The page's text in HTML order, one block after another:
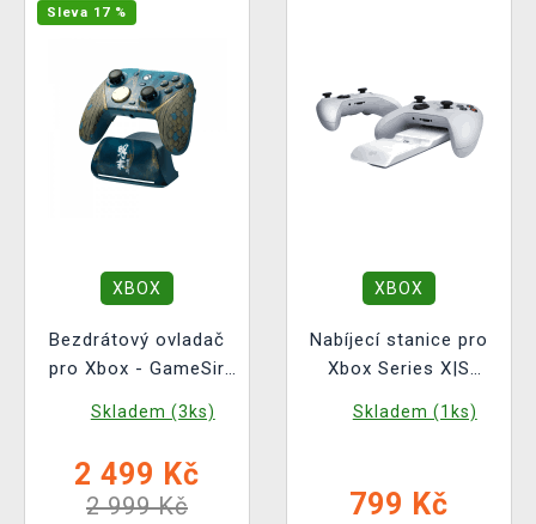
Sleva 17 %
XBOX
Bezdrátový ovladač
pro Xbox - GameSir
Fallen Feathers
Skladem (3ks)
2 499 Kč
2 999 Kč
XBOX
Nabíjecí stanice pro
Xbox Series X|S
Dual White
Skladem (1ks)
799 Kč